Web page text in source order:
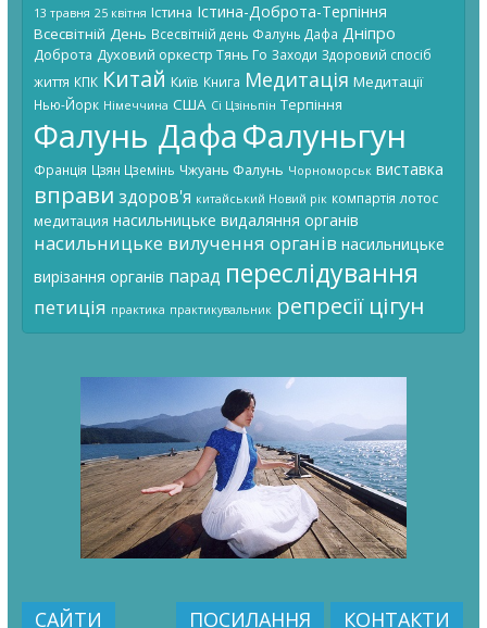
13 травня 25 квітня Істина Істина-Доброта-Терпіння
Всесвітній День Всесвітній день Фалунь Дафа Дніпро
Доброта Духовий оркестр Тянь Го Заходи Здоровий спосіб
життя КПК Китай Київ Книга Медитація Медитації
Нью-Йорк Німеччина США Сі Цзіньпін Терпіння
Фалунь ДафаФалуньгун
Франція Цзян Цземінь Чжуань Фалунь Чорноморськ виставка
вправи здоров'я китайський Новий рік компартія лотос
медитация насильницьке видаляння органів
насильницьке вилучення органів насильницьке
вирізання органів парад переслідування
петиція практика практикувальник репресії цігун
САЙТИ ПОСИЛАННЯ КОНТАКТИ